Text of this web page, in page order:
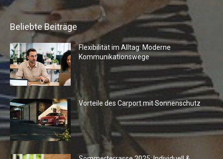
Beliebte Beiträge
Flexibilität im Alltag: Moderne
Kommunikationswege
Vorteile des Carport mit Sonnenschutz